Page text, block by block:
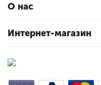
О нас
Интернет-магазин